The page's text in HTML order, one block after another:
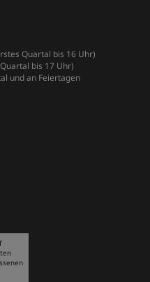
Quartal bis 16 Uhr)
bis 17 Uhr)
und an Feiertagen